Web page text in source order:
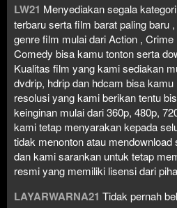
LW21 Menyediakan segala
terbaru serta film barat paling baru
genre film mulai dari Action ,
Comedy bisa kamu tonton serta
Kualitas film yang kami sediakan
dvdrip, hdrip dan hdcam bisa
resolusi yang kami berikan tentu
keinginan mulai dari 360p, 480p,
kami tetap menyarakan kepada
tidak menonton atau
dan kami sarankan untuk tetap
resmi yang memiliki lisensi dari
LAYARWARNA21 Tidak pernah